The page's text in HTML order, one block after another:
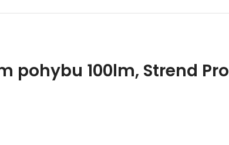
pohybu 100lm, Strend Pro